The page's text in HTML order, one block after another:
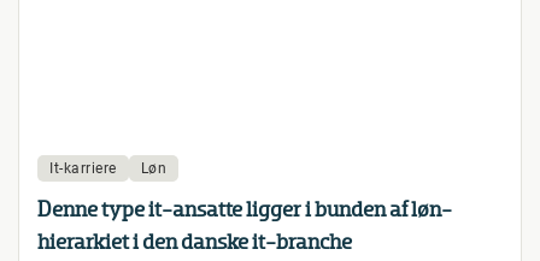
It-karriere Løn
Denne type it-ansatte ligger i bunden af løn-
hierarkiet i den danske it-branche